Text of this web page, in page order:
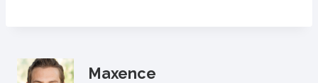
Maxence